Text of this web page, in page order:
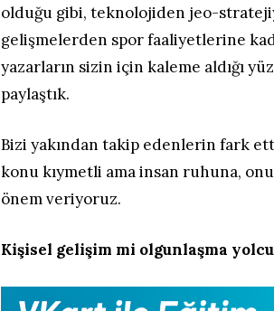
olduğu gibi, teknolojiden jeo-
gelişmelerden spor faaliyetlerine
yazarların sizin için kaleme aldığı
paylaştık.
Bizi yakından takip edenlerin fark
konu kıymetli ama insan ruhuna,
önem veriyoruz.
Kişisel gelişim mi olgunlaşma